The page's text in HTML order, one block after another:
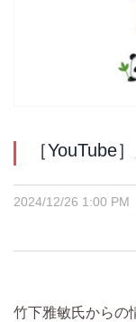
［YouTube
2024/12/26 1:00 PM
竹下雅敏氏からの